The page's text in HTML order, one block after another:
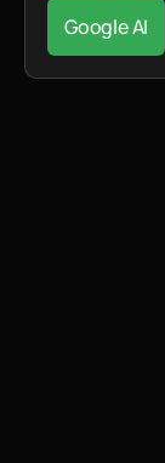
Google AI